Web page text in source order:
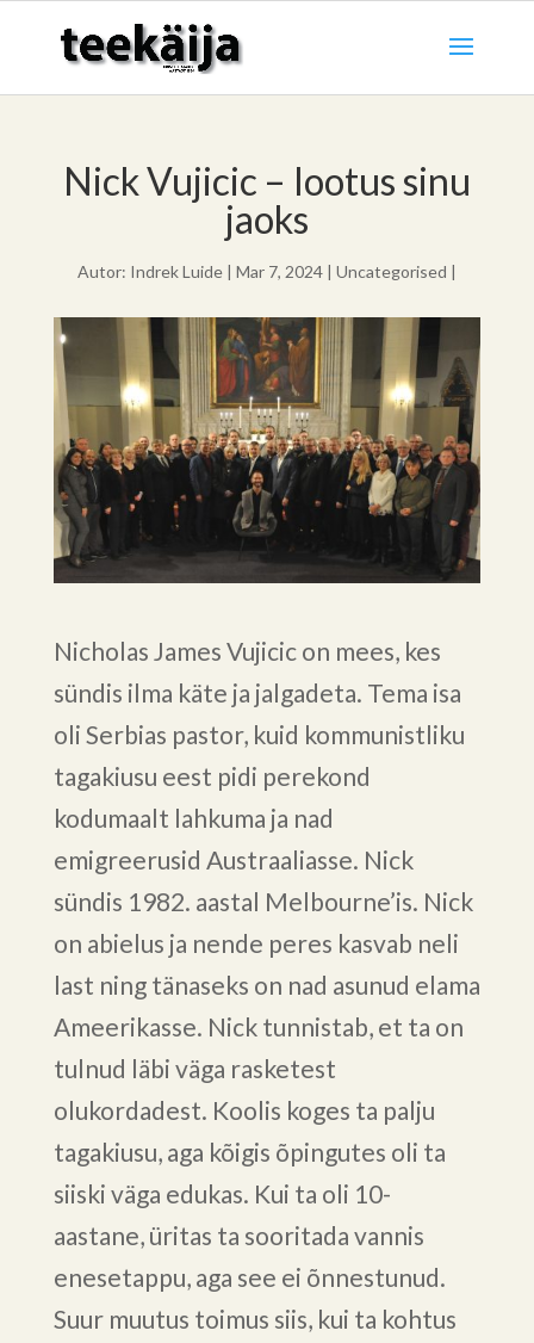
Nick Vujicic – lootus sinu
jaoks
Autor: Indrek Luide| Mar 7, 2024| Uncategorised |
Nicholas James Vujicic on mees, kes
sündis ilma käte ja jalgadeta. Tema isa
oli Serbias pastor, kuid kommunistliku
tagakiusu eest pidi perekond
kodumaalt lahkuma ja nad
emigreerusid Austraaliasse. Nick
sündis 1982. aastal Melbourne’is. Nick
on abielus ja nende peres kasvab neli
last ning tänaseks on nad asunud elama
Ameerikasse. Nick tunnistab, et ta on
tulnud läbi väga rasketest
olukordadest. Koolis koges ta palju
tagakiusu, aga kõigis õpingutes oli ta
siiski väga edukas. Kui ta oli 10-
aastane, üritas ta sooritada vannis
enesetappu, aga see ei õnnestunud.
Suur muutus toimus siis, kui ta kohtus